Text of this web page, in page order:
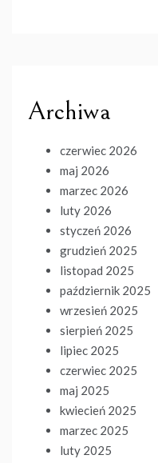
Archiwa
czerwiec 2026
maj 2026
marzec 2026
luty 2026
styczeń 2026
grudzień 2025
listopad 2025
październik 2025
wrzesień 2025
sierpień 2025
lipiec 2025
czerwiec 2025
maj 2025
kwiecień 2025
marzec 2025
luty 2025